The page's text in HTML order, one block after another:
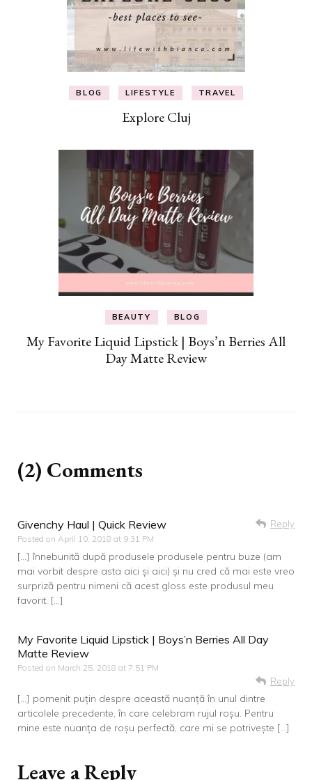
BLOG LIFESTYLE TRAVEL
Explore Cluj
BEAUTY BLOG
My Favorite Liquid Lipstick | Boys’n Berries All
Day Matte Review
(2) Comments
Givenchy Haul | Quick Review
Posted on April 10, 2018 at 9:31 PM
Reply
[…] înnebunită după produsele produsele pentru buze (am
mai vorbit despre asta aici și aici) și nu cred că mai este vreo
surpriză pentru nimeni că acest gloss este produsul meu
favorit. […]
My Favorite Liquid Lipstick | Boys’n Berries All Day
Matte Review
Posted on March 25, 2018 at 7:51 PM
Reply
[…] pomenit puțin despre această nuanță în unul dintre
articolele precedente, în care celebram rujul roșu. Pentru
mine este nuanța de roșu perfectă, care mi se potrivește […]
Leave a Reply